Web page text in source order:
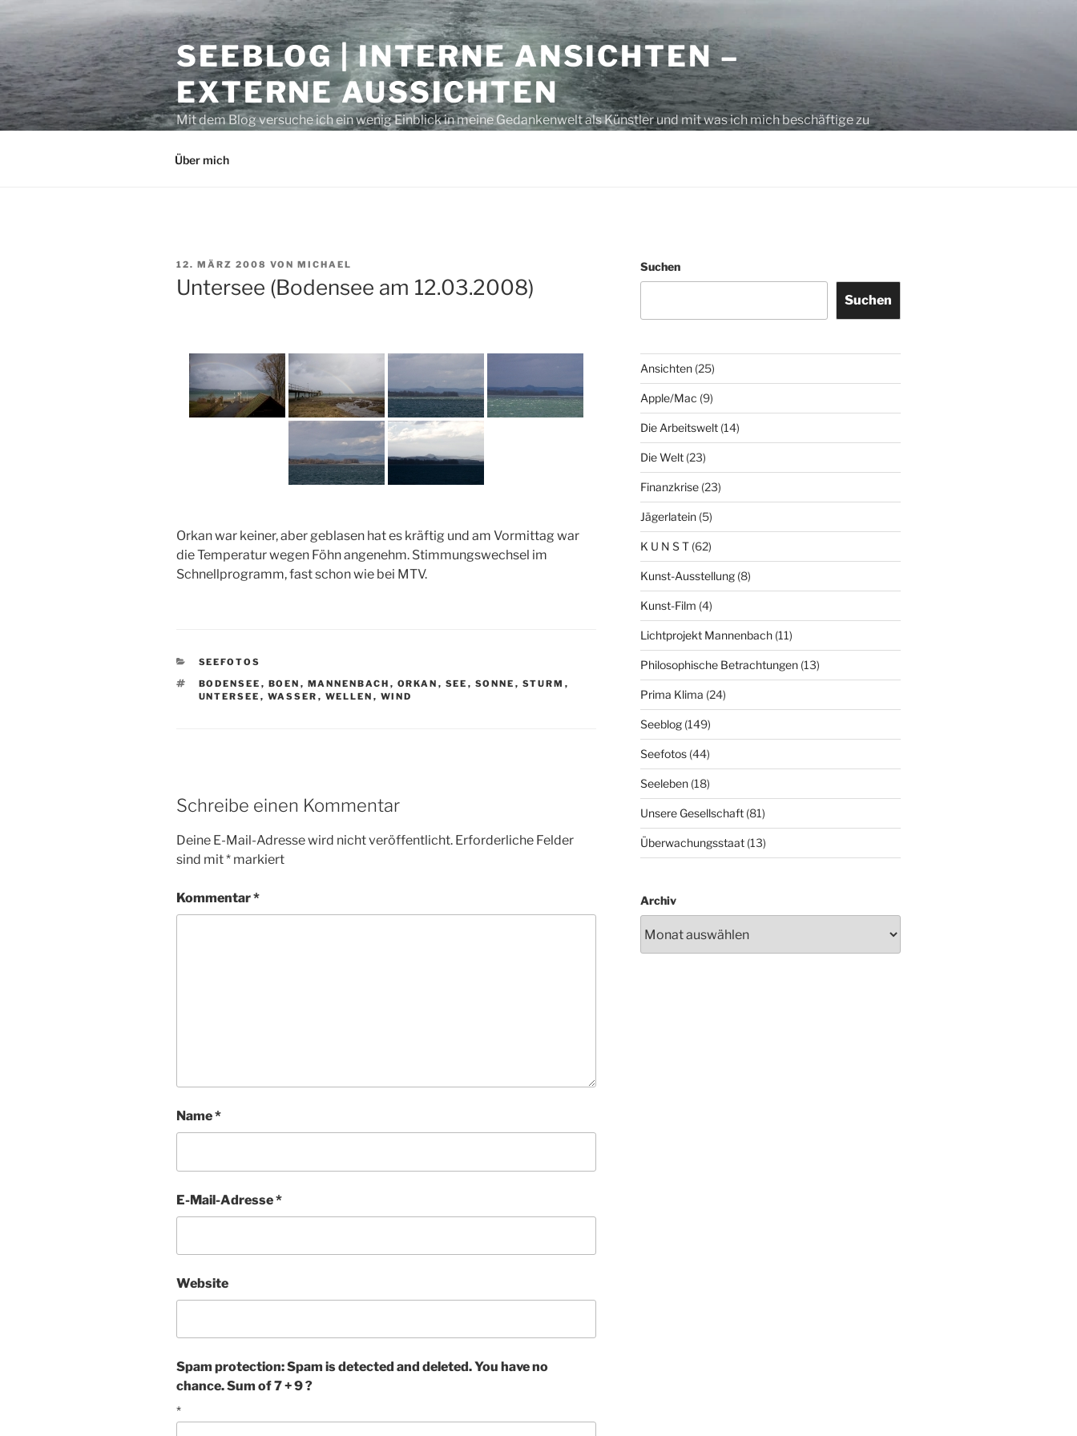
Inhalt
springen
SEEBLOG | INTERNE ANSICHTEN –
EXTERNE AUSSICHTEN
Mit dem Blog versuche ich ein wenig Einblick in meine Gedankenwelt als Künstler und mit was ich mich beschäftige zu
Über mich
VERÖFFENTLICHT
AM
12. MÄRZ 2008 VON MICHAEL
Untersee (Bodensee am 12.03.2008)
Orkan war keiner, aber geblasen hat es kräftig und am Vormittag war
die Temperatur wegen Föhn angenehm. Stimmungswechsel im
Schnellprogramm, fast schon wie bei MTV.
KATEGORIEN
SEEFOTOS
SCHLAGWÖRTER
BODENSEE , BOEN , MANNENBACH , ORKAN , SEE , SONNE , STURM ,
UNTERSEE , WASSER , WELLEN , WIND
Schreibe einen Kommentar
Deine E-Mail-Adresse wird nicht veröffentlicht. Erforderliche Felder
sind mit* markiert
Kommentar*
Name*
E-Mail-Adresse*
Website
Spam protection: Spam is detected and deleted. You have no
chance. Sum of 7 + 9 ?
*
Suchen
Suchen
Ansichten(25)
Apple/Mac (9)
Die Arbeitswelt(14)
Die Welt(23)
Finanzkrise(23)
Jägerlatein(5)
K U N S T(62)
Kunst-Ausstellung(8)
Kunst-Film (4)
Lichtprojekt Mannenbach(11)
Philosophische Betrachtungen(13)
Prima Klima (24)
Seeblog(149)
Seefotos(44)
Seeleben(18)
Unsere Gesellschaft(81)
Überwachungsstaat(13)
Archiv